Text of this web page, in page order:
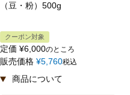
（豆・粉）500g
クーポン対象
定価 ¥6,000のところ
販売価格 ¥5,760税込